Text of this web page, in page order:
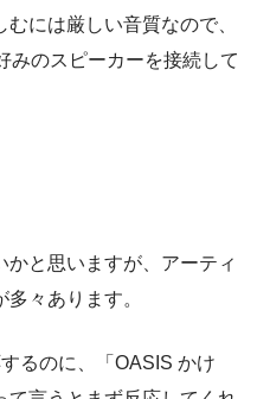
には厳しい音質なので、
みのスピーカーを接続して
と思いますが、アーティ
々あります。
るのに、「OASIS かけ